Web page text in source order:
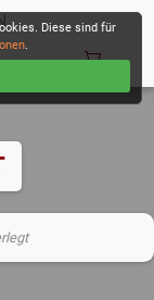
Diese sind für
.